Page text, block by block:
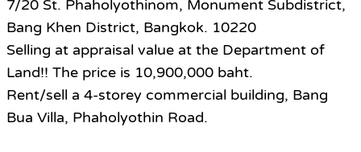
7/20 St. Phaholyothinom, Monument Subdistrict,
Bang Khen District, Bangkok. 10220
Selling at appraisal value at the Department of
Land!! The price is 10,900,000 baht.
Rent/sell a 4-storey commercial building, Bang
Bua Villa, Phaholyothin Road.